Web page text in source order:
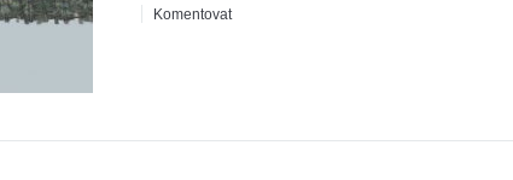
Komentovat